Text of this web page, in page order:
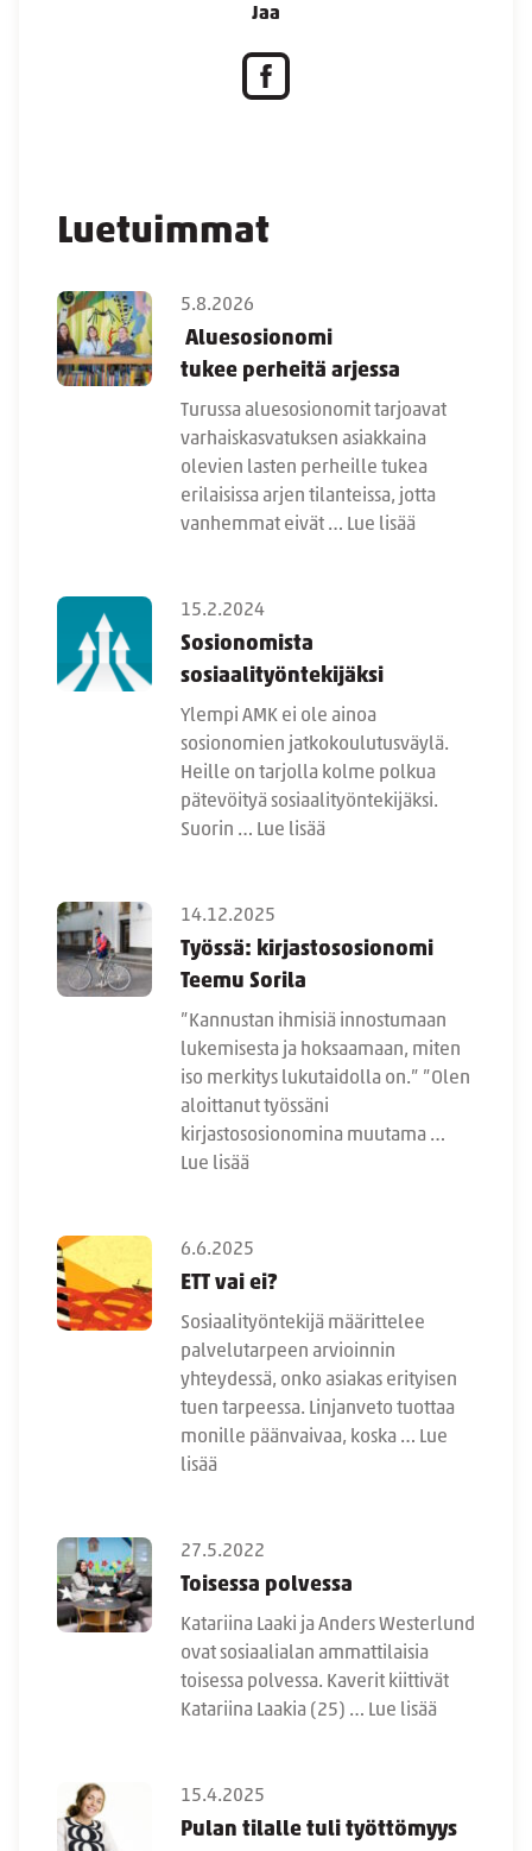
Luetuimmat
5.8.2026
Aluesosionomi
tukee perheitä arjessa
Turussa aluesosionomit tarjoavat
varhaiskasvatuksen asiakkaina
olevien lasten perheille tukea
erilaisissa arjen tilanteissa, jotta
vanhemmat eivät … Lue lisää
15.2.2024
Sosionomista
sosiaalityöntekijäksi
Ylempi AMK ei ole ainoa
sosionomien jatkokoulutusväylä.
Heille on tarjolla kolme polkua
pätevöityä sosiaalityöntekijäksi.
Suorin … Lue lisää
14.12.2025
Työssä: kirjastososionomi
Teemu Sorila
”Kannustan ihmisiä innostumaan
lukemisesta ja hoksaamaan, miten
iso merkitys lukutaidolla on.” ”Olen
aloittanut työssäni
kirjastososionomina muutama …
Lue lisää
6.6.2025
ETT vai ei?
Sosiaalityöntekijä määrittelee
palvelutarpeen arvioinnin
yhteydessä, onko asiakas erityisen
tuen tarpeessa. Linjanveto tuottaa
monille päänvaivaa, koska … Lue
lisää
27.5.2022
Toisessa polvessa
Katariina Laaki ja Anders Westerlund
ovat sosiaalialan ammattilaisia
toisessa polvessa. Kaverit kiittivät
Katariina Laakia (25) … Lue lisää
15.4.2025
Pulan tilalle tuli työttömyys
Jaa